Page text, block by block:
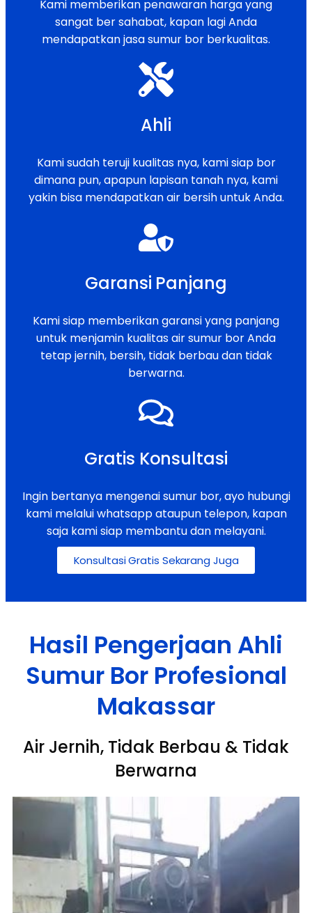
Kami memberikan penawaran harga yang
sangat ber sahabat, kapan lagi Anda
mendapatkan jasa sumur bor berkualitas.
Ahli
Kami sudah teruji kualitas nya, kami siap bor
dimana pun, apapun lapisan tanah nya, kami
yakin bisa mendapatkan air bersih untuk Anda.
Garansi Panjang
Kami siap memberikan garansi yang panjang
untuk menjamin kualitas air sumur bor Anda
tetap jernih, bersih, tidak berbau dan tidak
berwarna.
Gratis Konsultasi
Ingin bertanya mengenai sumur bor, ayo hubungi
kami melalui whatsapp ataupun telepon, kapan
saja kami siap membantu dan melayani.
Konsultasi Gratis Sekarang Juga
Hasil Pengerjaan Ahli
Sumur Bor Profesional
Makassar
Air Jernih, Tidak Berbau & Tidak
Berwarna